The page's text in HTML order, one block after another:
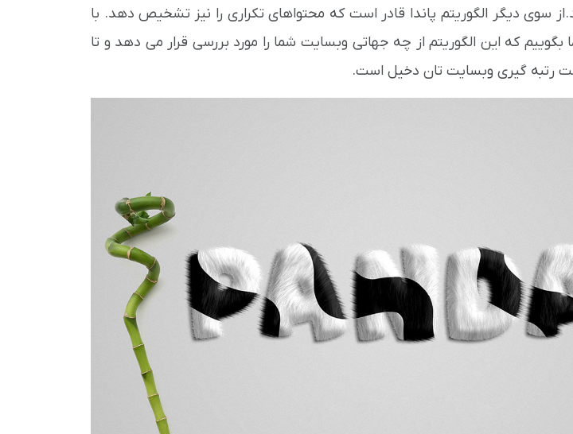
سوی دیگر الگوریتم پاندا قادر است که محتواهای تکراری را نیز تشخیص دهد. با
بگوییم که این الگوریتم از چه جهاتی وبسایت شما را مورد بررسی قرار می دهد و تا
رتبه گیری وبسایت تان دخیل است.